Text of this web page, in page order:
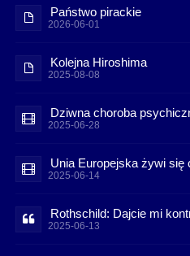
Państwo pirackie
2026-06-01
Kolejna Hiroshima
2025-08-08
Dziwna choroba
2025-06-28
Unia Europejska żywi się
2025-06-14
Rothschild: Dajcie mi
2025-06-13